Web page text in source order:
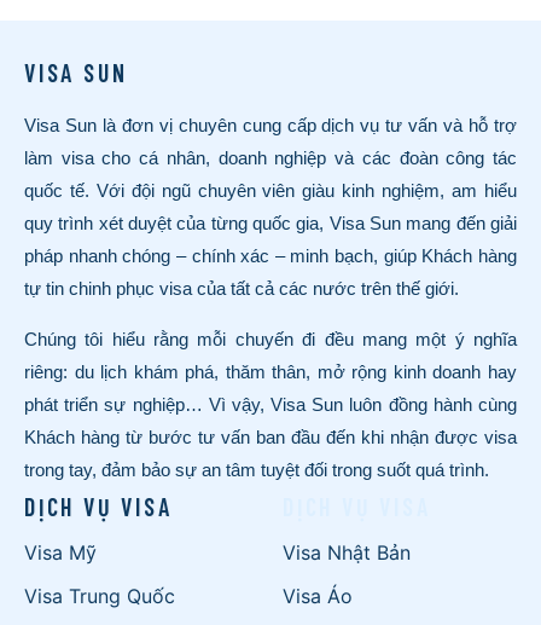
VISA SUN
Visa Sun là đơn vị chuyên cung cấp dịch vụ tư vấn và hỗ trợ
làm visa cho cá nhân, doanh nghiệp và các đoàn công tác
quốc tế. Với đội ngũ chuyên viên giàu kinh nghiệm, am hiểu
quy trình xét duyệt của từng quốc gia, Visa Sun mang đến giải
pháp nhanh chóng – chính xác – minh bạch, giúp Khách hàng
tự tin chinh phục visa của tất cả các nước trên thế giới.
Chúng tôi hiểu rằng mỗi chuyến đi đều mang một ý nghĩa
riêng: du lịch khám phá, thăm thân, mở rộng kinh doanh hay
phát triển sự nghiệp… Vì vậy, Visa Sun luôn đồng hành cùng
Khách hàng từ bước tư vấn ban đầu đến khi nhận được visa
trong tay, đảm bảo sự an tâm tuyệt đối trong suốt quá trình.
DỊCH VỤ VISA
Visa Mỹ
Visa Trung Quốc
Visa Nhật Bản
Visa Áo